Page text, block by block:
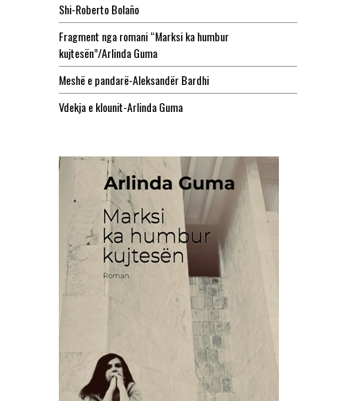
Shi-Roberto Bolaño
Fragment nga romani “Marksi ka humbur
kujtesën”/Arlinda Guma
Meshë e pandarë-Aleksandër Bardhi
Vdekja e klounit-Arlinda Guma